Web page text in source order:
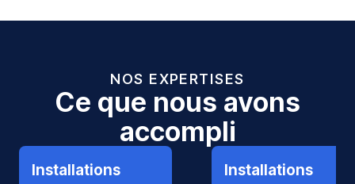
NOS EXPERTISES
Ce que nous avons
accompli
Installations
Installations